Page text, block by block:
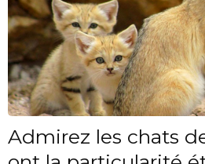
Admirez les chats